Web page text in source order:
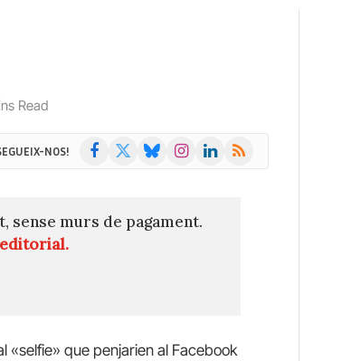
Read
NOS! Facebook BlueskyInstagramLinkedIn
RSS
sense murs de pagament.
que penjarien al Facebook